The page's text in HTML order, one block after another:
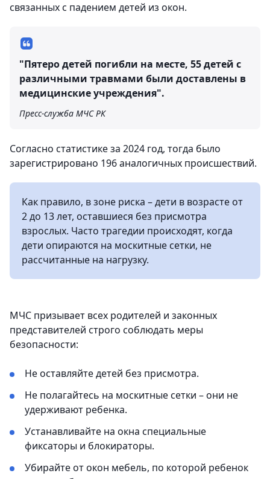
связанных с падением детей из окон.
"Пятеро детей погибли на месте, 55 детей с
различными травмами были доставлены в
медицинские учреждения".
Пресс-служба МЧС РК
Согласно статистике за 2024 год, тогда было
зарегистрировано 196 аналогичных происшествий.
Как правило, в зоне риска – дети в возрасте от
2 до 13 лет, оставшиеся без присмотра
взрослых. Часто трагедии происходят, когда
дети опираются на москитные сетки, не
рассчитанные на нагрузку.
МЧС призывает всех родителей и законных
представителей строго соблюдать меры
безопасности:
Не оставляйте детей без присмотра.
Не полагайтесь на москитные сетки – они не
удерживают ребенка.
Устанавливайте на окна специальные
фиксаторы и блокираторы.
Убирайте от окон мебель, по которой ребенок